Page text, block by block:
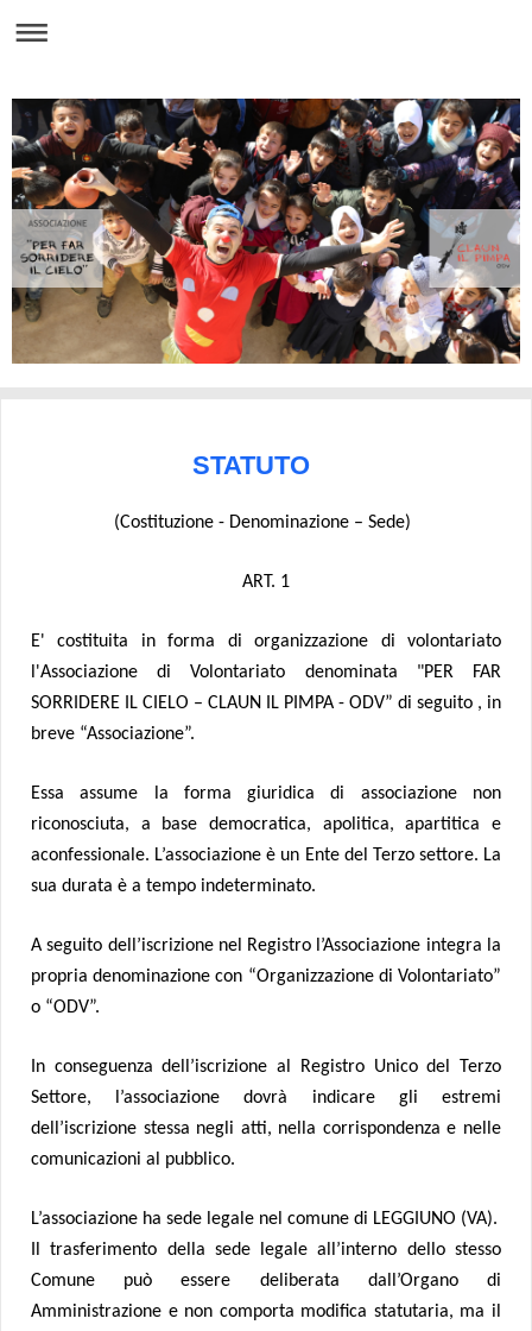
STATUTO
(Costituzione - Denominazione – Sede)
ART. 1
E' costituita in forma di organizzazione di volontariato
l'Associazione di Volontariato denominata "PER FAR
SORRIDERE IL CIELO – CLAUN IL PIMPA - ODV” di seguito , in
breve “Associazione”.
Essa assume la forma giuridica di associazione non
riconosciuta, a base democratica, apolitica, apartitica e
aconfessionale. L’associazione è un Ente del Terzo settore. La
sua durata è a tempo indeterminato.
A seguito dell’iscrizione nel Registro l’Associazione integra la
propria denominazione con “Organizzazione di Volontariato”
o “ODV”.
In conseguenza dell’iscrizione al Registro Unico del Terzo
Settore, l’associazione dovrà indicare gli estremi
dell’iscrizione stessa negli atti, nella corrispondenza e nelle
comunicazioni al pubblico.
L’associazione ha sede legale nel comune di LEGGIUNO (VA).
Il trasferimento della sede legale all’interno dello stesso
Comune può essere deliberata dall’Organo di
Amministrazione e non comporta modifica statutaria, ma il